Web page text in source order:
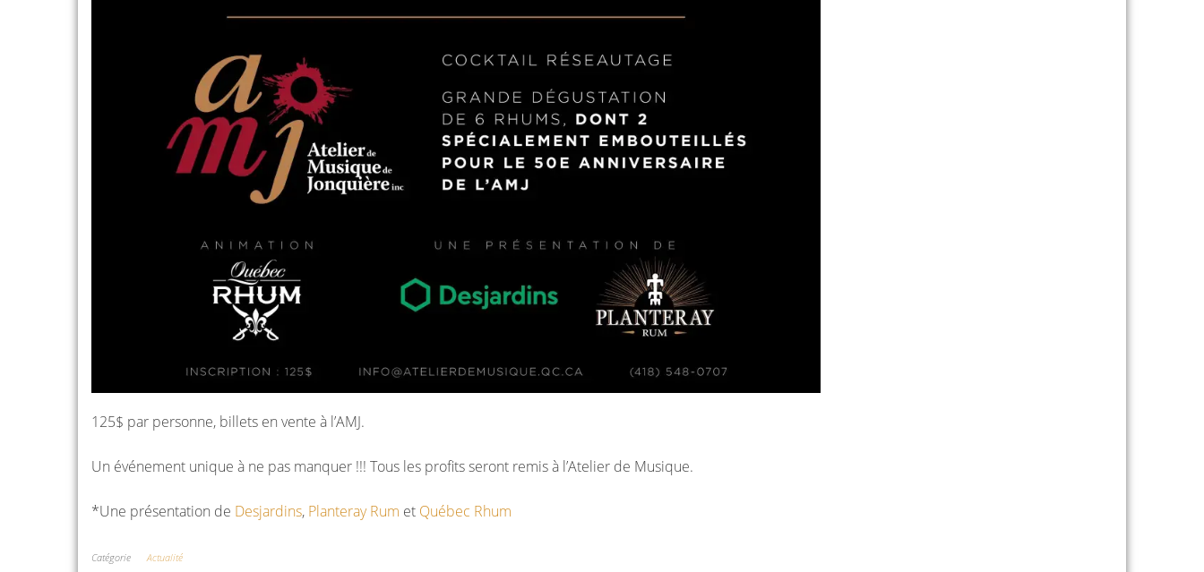
125$ par personne, billets en vente à l’AMJ.
Un événement unique à ne pas manquer !!! Tous les profits seront remis à l’Atelier de Musique.
*Une présentation de Desjardins, Planteray Rum et Québec Rhum
Catégorie Actualité